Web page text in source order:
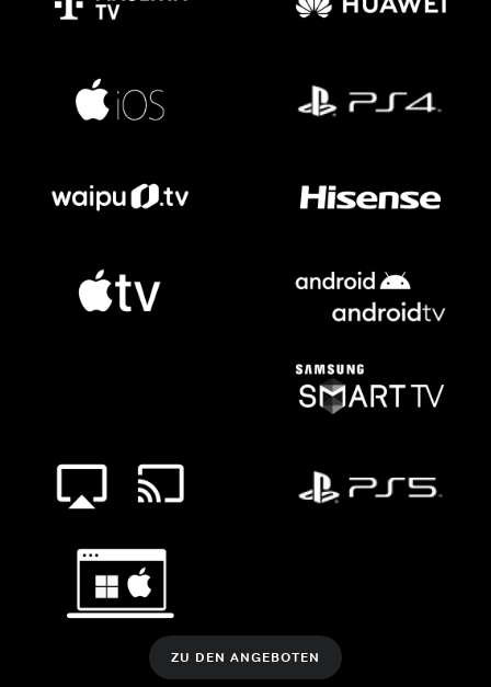
ZU DEN ANGEBOTEN